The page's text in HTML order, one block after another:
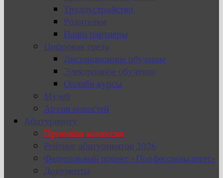
Трудоустройство
Родителям
Наши партнеры
Цифровая среда
Дистанционное обучение
Электронное обучение
Онлайн-курсы
Музей
Архив новостей
Абитуриенту
Приемная комиссия
Рейтинг абитуриентов 2026
Федеральный проект «Профессионалитет»
Документы